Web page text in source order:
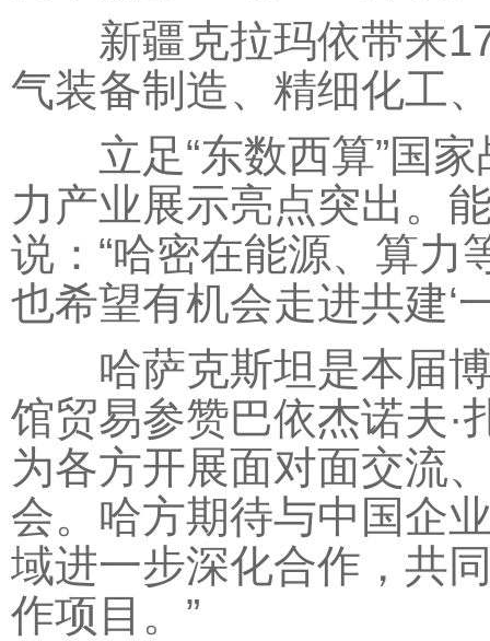
新疆克拉玛依带来
气装备制造、精细化工
立足“东数西算”国家
力产业展示亮点突出。
说：“哈密在能源、算力
也希望有机会走进共建‘
哈萨克斯坦是本届博
馆贸易参赞巴依杰诺夫·
为各方开展面对面交流
会。哈方期待与中国企
域进一步深化合作，共
作项目。”